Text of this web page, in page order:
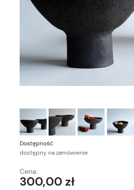
Dostępność:
dostępny na zamówienie
Cena:
300,00 zł